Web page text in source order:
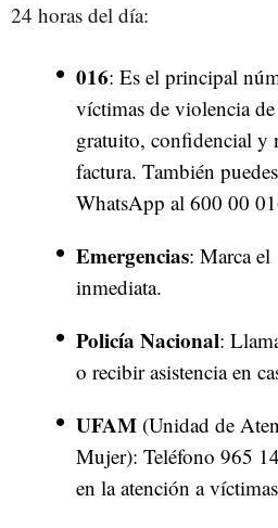
24 horas del día:
016: Es el principal
víctimas de violencia
gratuito, confidencial y
factura. También
WhatsApp al 600 00
Emergencias: Marca el
inmediata.
Policía Nacional:
o recibir asistencia en
UFAM (Unidad de
Mujer): Teléfono 965
en la atención a